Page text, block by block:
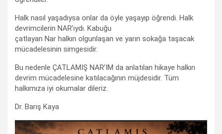
Halk nasıl yaşadıysa onlar da öyle yaşayıp öğrendi. Halk
devrimcilerin NAR’ıydı. Kabuğu
çatlayan Nar halkın olgunlaşan ve yarın sokağa taşacak
mücadelesinin simgesidir.
Bu nedenle ÇATLAMIŞ NAR’IM da anlatılan hikaye halkın
devrim mücadelesine katılacağının müjdesidir. Tüm
halkımıza iyi okumalar dileriz.
Dr. Barış Kaya